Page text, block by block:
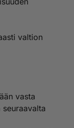
valtion
vasta